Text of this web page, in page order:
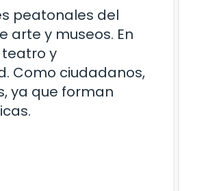
peatonales del
arte y museos. En
y
Como ciudadanos,
ya que forman